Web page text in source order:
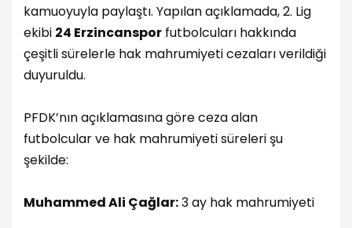
kamuoyuyla paylaştı. Yapılan açıklamada, 2. Lig
ekibi 24 Erzincanspor futbolcuları hakkında
çeşitli sürelerle hak mahrumiyeti cezaları verildiği
duyuruldu.
PFDK’nın açıklamasına göre ceza alan
futbolcular ve hak mahrumiyeti süreleri şu
şekilde:
Muhammed Ali Çağlar:3 ay hak mahrumiyeti